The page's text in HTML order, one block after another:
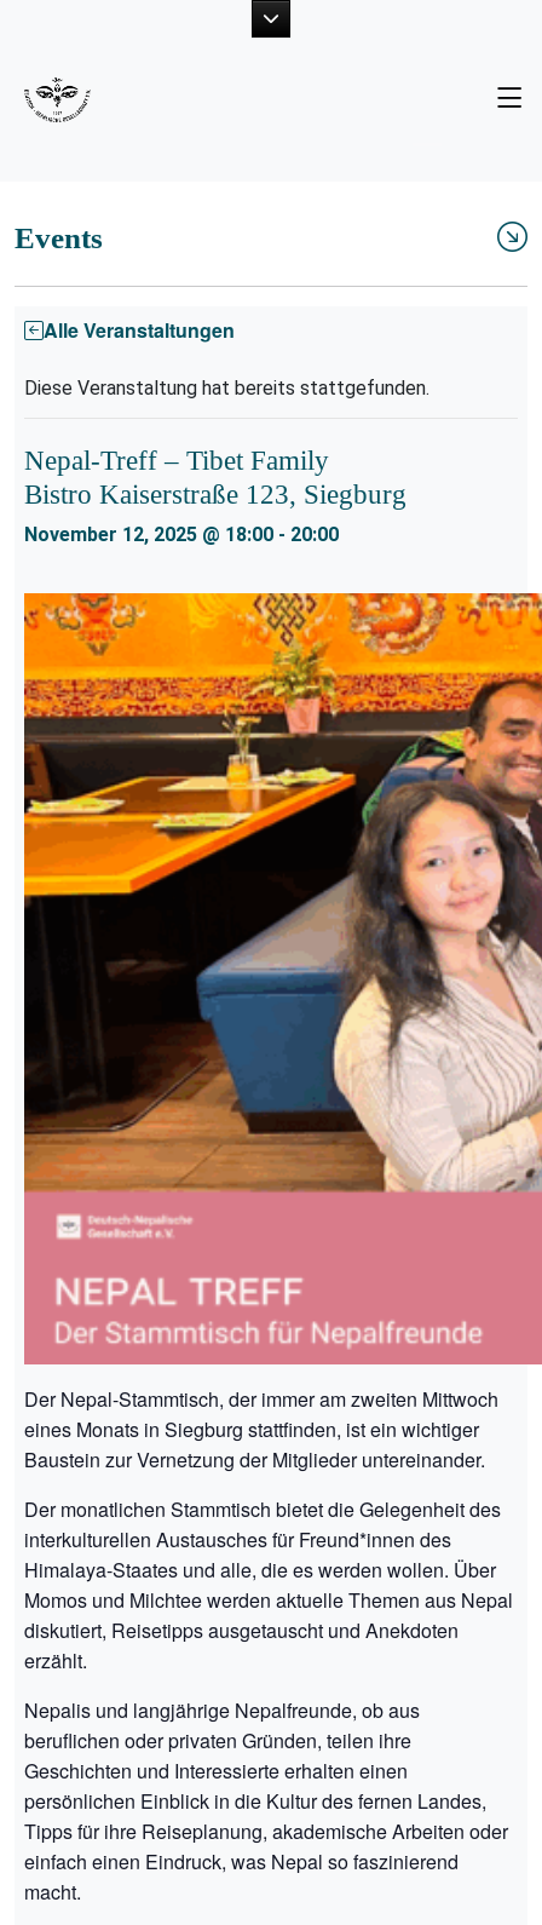
Events
Alle Veranstaltungen
Diese Veranstaltung hat bereits stattgefunden.
Nepal-Treff – Tibet Family
Bistro Kaiserstraße 123, Siegburg
November 12, 2025 @ 18:00 - 20:00
Der Nepal-Stammtisch, der immer am zweiten Mittwoch
eines Monats in Siegburg stattfinden, ist ein wichtiger
Baustein zur Vernetzung der Mitglieder untereinander.
Der monatlichen Stammtisch bietet die Gelegenheit des
interkulturellen Austausches für Freund*innen des
Himalaya-Staates und alle, die es werden wollen. Über
Momos und Milchtee werden aktuelle Themen aus Nepal
diskutiert, Reisetipps ausgetauscht und Anekdoten
erzählt.
Nepalis und langjährige Nepalfreunde, ob aus
beruflichen oder privaten Gründen, teilen ihre
Geschichten und Interessierte erhalten einen
persönlichen Einblick in die Kultur des fernen Landes,
Tipps für ihre Reiseplanung, akademische Arbeiten oder
einfach einen Eindruck, was Nepal so faszinierend
macht.
Unsere Ziele
Neuigkeiten